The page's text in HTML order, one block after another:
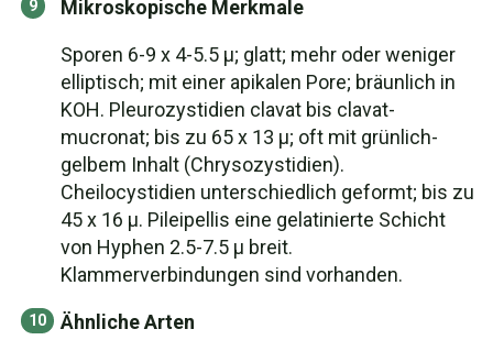
Mikroskopische Merkmale
Sporen 6-9 x 4-5.5 µ; glatt; mehr oder weniger
elliptisch; mit einer apikalen Pore; bräunlich in
KOH. Pleurozystidien clavat bis clavat-
mucronat; bis zu 65 x 13 µ; oft mit grünlich-
gelbem Inhalt (Chrysozystidien).
Cheilocystidien unterschiedlich geformt; bis zu
45 x 16 µ. Pileipellis eine gelatinierte Schicht
von Hyphen 2.5-7.5 µ breit.
Klammerverbindungen sind vorhanden.
Ähnliche Arten